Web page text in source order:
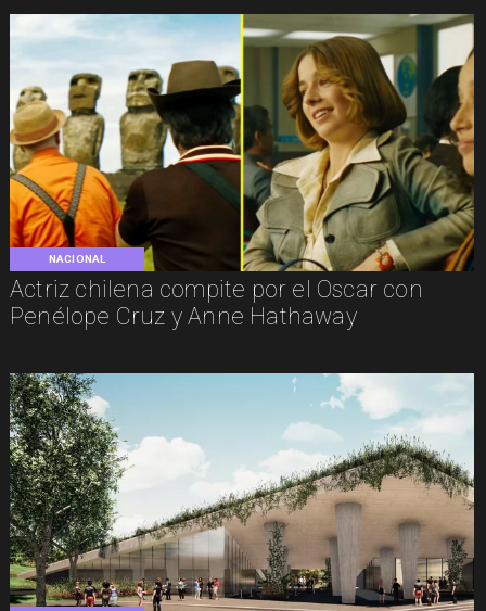
NACIONAL
Actriz chilena compite por el Oscar con
Penélope Cruz y Anne Hathaway